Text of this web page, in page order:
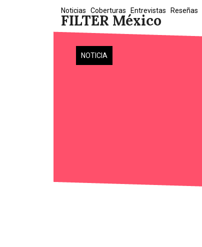
FILTER México
Noticias Coberturas Entrevistas Reseñas
NOTICIA